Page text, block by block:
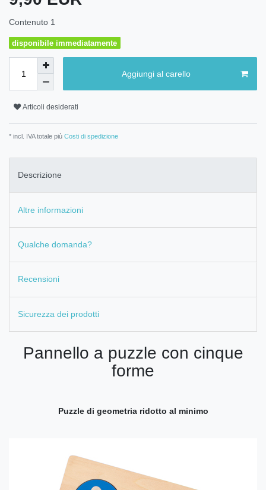
Contenuto 1
disponibile immediatamente
Aggiungi al carello
Articoli desiderati
* incl. IVA totale più Costi di spedizione
Descrizione
Altre informazioni
Qualche domanda?
Recensioni
Sicurezza dei prodotti
Pannello a puzzle con cinque
forme
Puzzle di geometria ridotto al minimo